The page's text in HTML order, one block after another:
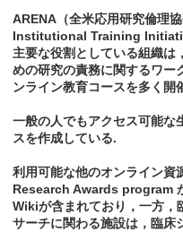
ARENA（全米応用研究倫理
Institutional Training
主要な役割としている組織は
めの研究の責務に関するワー
ンライン教育コースを多く開
一般の人でもアクセス可能な
スを作成している.
利用可能な他のオンライン
Research Awards program
Wikiが含まれており，一方，
サーチに関わる施設は，臨床